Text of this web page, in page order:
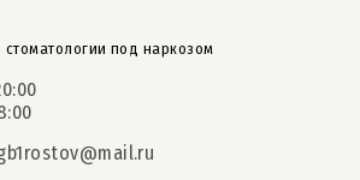
стоматологии под наркозом